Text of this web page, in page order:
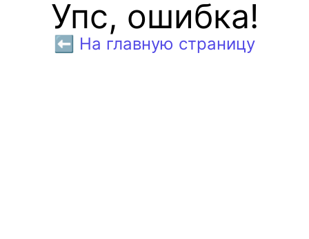
Упс, ошибка!
⬅️ На главную страницу